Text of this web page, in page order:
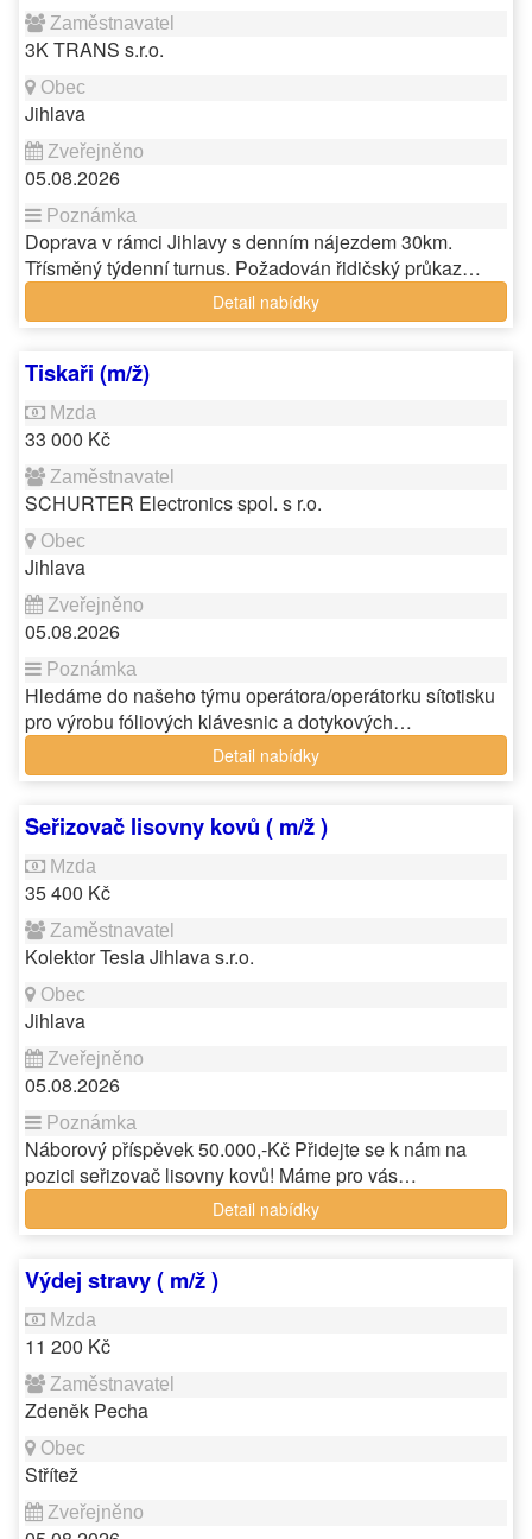
3K TRANS s.r.o.
Jihlava
05.08.2026
Doprava v rámci Jihlavy s denním nájezdem 30km.
Třísměný týdenní turnus. Požadován řidičský průkaz…
Detail nabídky
Tiskaři (m/ž)
33 000 Kč
SCHURTER Electronics spol. s r.o.
Jihlava
05.08.2026
Hledáme do našeho týmu operátora/operátorku sítotisku
pro výrobu fóliových klávesnic a dotykových…
Detail nabídky
Seřizovač lisovny kovů ( m/ž )
35 400 Kč
Kolektor Tesla Jihlava s.r.o.
Jihlava
05.08.2026
Náborový příspěvek 50.000,-Kč Přidejte se k nám na
pozici seřizovač lisovny kovů! Máme pro vás…
Detail nabídky
Výdej stravy ( m/ž )
11 200 Kč
Zdeněk Pecha
Střítež